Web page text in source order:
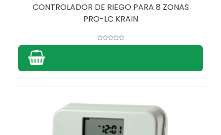
CONTROLADOR DE RIEGO PARA 8 ZONAS
PRO-LC KRAIN